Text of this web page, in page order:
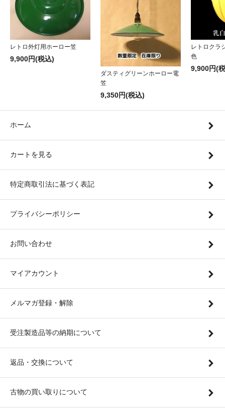
レトロ外灯用ホーロー笠
9,900円(税込)
ダスティグリーンホーロー電
笠
9,350円(税込)
レトロクラ
色
9,900円(
ホーム
カートを見る
特定商取引法に基づく表記
プライバシーポリシー
お問い合わせ
マイアカウント
メルマガ登録・解除
受注製造品等の納期について
返品・交換について
古物の買い取りについて